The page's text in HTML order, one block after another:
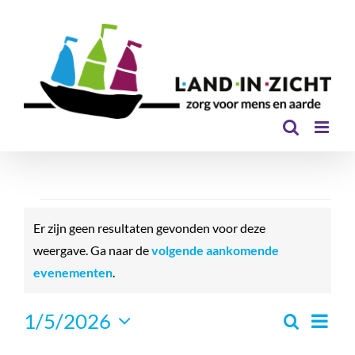
Bericht
Er zijn geen resultaten gevonden voor deze
weergave. Ga naar devolgende aankomende
evenementen.
ZoekenMaand
1/5/2026